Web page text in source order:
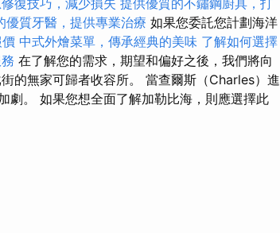
優質牙醫，提供專業治療 如果您委託您計劃海洋
中式外燴菜單，傳承經典的美味 了解如何選擇
在了解您的需求，期望和偏好之後，我們將向
的無家可歸者收容所。 當查爾斯（Charles）進
劇。 如果您想全面了解加勒比海，則應選擇此